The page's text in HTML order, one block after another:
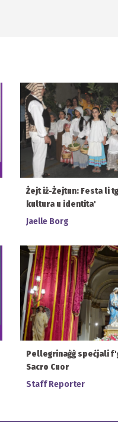
Żejt iż-Żejtun: Festa li
kultura u identita'
Jaelle Borg
Pellegrinaġġ speċjali
Sacro Cuor
Staff Reporter